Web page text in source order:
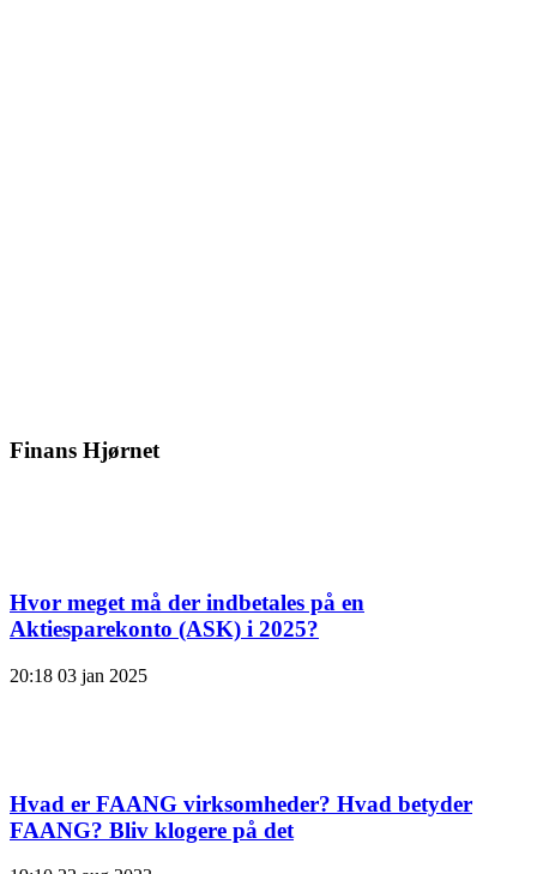
Finans Hjørnet
Hvor meget må der indbetales på en
Aktiesparekonto (ASK) i 2025?
20:18 03 jan 2025
Hvad er FAANG virksomheder? Hvad betyder
FAANG? Bliv klogere på det